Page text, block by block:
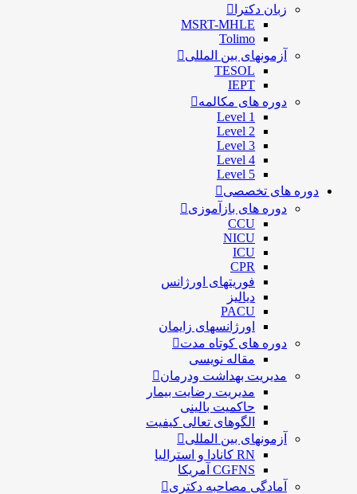
زبان دکترا
MSRT-MHLE
Tolimo
آزمونهای بین المللی
TESOL
IEPT
دوره های مکالمه
Level 1
Level 2
Level 3
Level 4
Level 5
دوره های تخصصی
دوره های بازآموزی
CCU
NICU
ICU
CPR
فوریتهای اورژانس
دیالیز
PACU
اورژانسهای زایمان
دوره های کوتاه مدت
مقاله نویسی
مدیریت بهداشت ودرمان
مديريت رضايت بيمار
حاكميت بالينی
الگوهای تعالی کيفيت
آزمونهای بین المللی
RN کانادا و استرالیا
CGFNS آمریکا
آمادگی مصاحبه دکتری